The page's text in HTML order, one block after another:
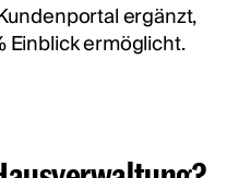
ergänzt,
Einblick ermöglicht.